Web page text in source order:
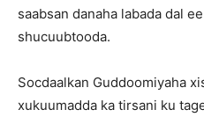
saabsan danaha labada dal
shucuubtooda.
Socdaalkan Guddoomiyaha
xukuumadda ka tirsani ku